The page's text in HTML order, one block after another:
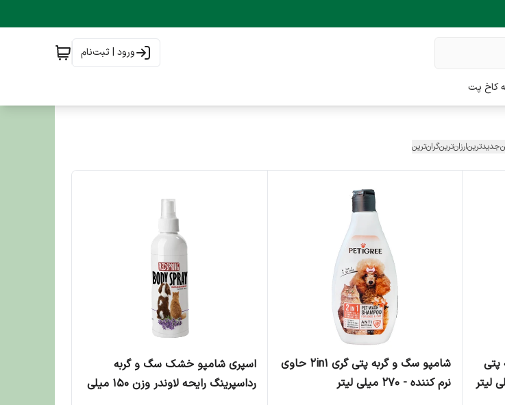
ورود | ثبت‌نام
کاخ پت
جدیدترینارزان‌ترینگران‌ترین
شامپو سگ و گربه پتی گری 2in1 حاوی
نرم کننده - 270 میلی لیتر
اسپری شامپو خشک سگ و گربه
رداسپرینگ رایحه لاوندر وزن ۱۵۰ میلی